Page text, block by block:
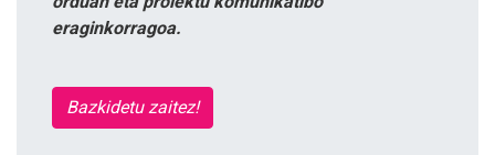
eraginkorragoa.
Bazkidetu zaitez!